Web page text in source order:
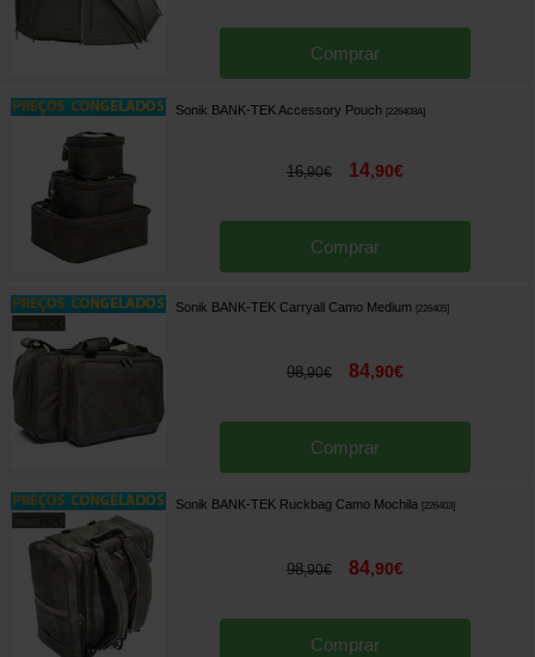
Comprar
Sonik BANK-TEK Accessory Pouch 226408A]
16,90€ 14,90€
Comprar
Sonik BANK-TEK Carryall Camo Medium 226405]
98,90€ 84,90€
Comprar
Sonik BANK-TEK Ruckbag Camo Mochila 226403]
98,90€ 84,90€
Comprar